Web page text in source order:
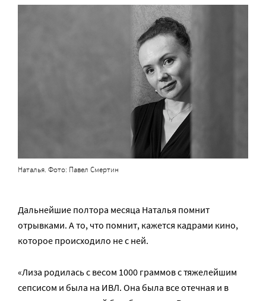
Наталья. Фото: Павел Смертин
Дальнейшие полтора месяца Наталья помнит
отрывками. А то, что помнит, кажется кадрами кино,
которое происходило не с ней.
«Лиза родилась с весом 1000 граммов с тяжелейшим
сепсисом и была на ИВЛ. Она была все отечная и в